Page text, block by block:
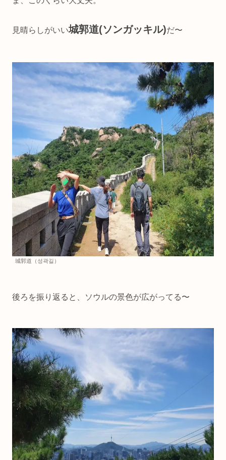
見晴らしがいい城郭道(ソンガッキル)だ〜
城郭道（성곽길）
後ろを振り返ると、ソウルの景色が広がってる〜